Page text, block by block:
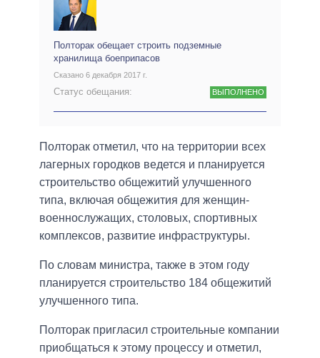
Полторак обещает строить подземные
хранилища боеприпасов
Сказано 6 декабря 2017 г.
Статус обещания: ВЫПОЛНЕНО
Полторак отметил, что на территории всех
лагерных городков ведется и планируется
строительство общежитий улучшенного
типа, включая общежития для женщин-
военнослужащих, столовых, спортивных
комплексов, развитие инфраструктуры.
По словам министра, также в этом году
планируется строительство 184 общежитий
улучшенного типа.
Полторак пригласил строительные компании
приобщаться к этому процессу и отметил,